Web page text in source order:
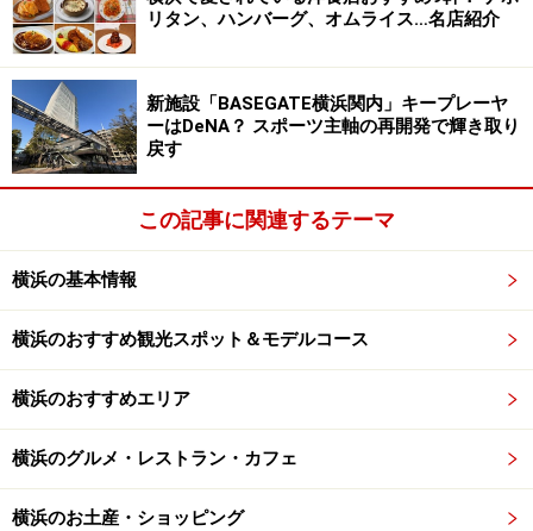
香り高い「岩井の胡麻油」でシンプルに炒めたメニュー。
「気仙沼蔵内産＜こいわかめ＞の岩井胡麻油炒め」（600
円）
「とれたて鮮魚と旬野菜のサラダ仕立て」（780円）は、驛
の食卓定番の一品。三浦松輪、子安漁港で水揚げされる魚と
地元の農家の野菜を使用している
リタン、ハンバーグ、オムライス…名店紹介
新施設「BASEGATE横浜関内」キープレーヤ
ーはDeNA？ スポーツ主軸の再開発で輝き取り
戻す
この記事に関連するテーマ
横浜の基本情報
横浜のおすすめ観光スポット＆モデルコース
横浜のおすすめエリア
横浜のグルメ・レストラン・カフェ
横浜のお土産・ショッピング